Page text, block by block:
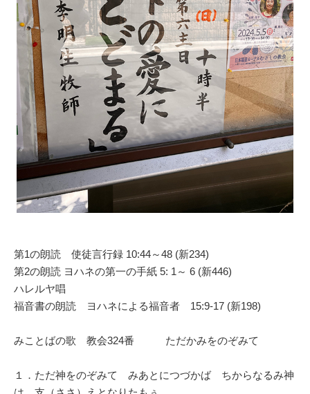
第1の朗読 使徒言行録 10:44～48 (新234)
第2の朗読 ヨハネの第一の手紙 5: 1～ 6 (新446)
ハレルヤ唱
福音書の朗読 ヨハネによる福音者 15:9-17 (新198)
みことばの歌 教会324番 ただかみをのぞみて
１．ただ神をのぞみて みあとにつづかば ちからなるみ神